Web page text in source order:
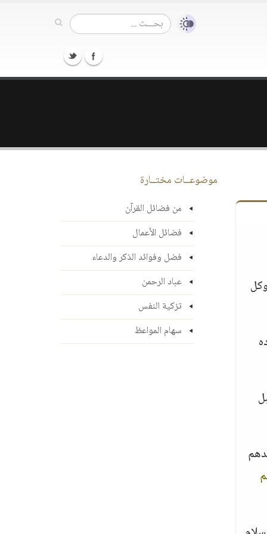
موضوعــات مختــارة
من فضائل القرآن
فضائل الأعمال
فضل وفوائد الذكر والدعاء
عباد الرحمن
تزكية النفس
سهام المواعظ